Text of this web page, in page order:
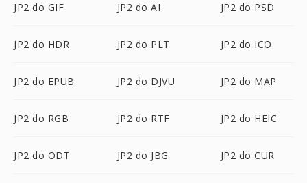
JP2 do GIF JP2 do AI JP2 do PSD
JP2 do HDR JP2 do PLT JP2 do ICO
JP2 do EPUB JP2 do DJVU JP2 do MAP
JP2 do RGB JP2 do RTF JP2 do HEIC
JP2 do ODT JP2 do JBG JP2 do CUR